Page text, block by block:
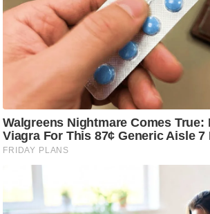
/
फै
श
रे
लू
नु
र्य